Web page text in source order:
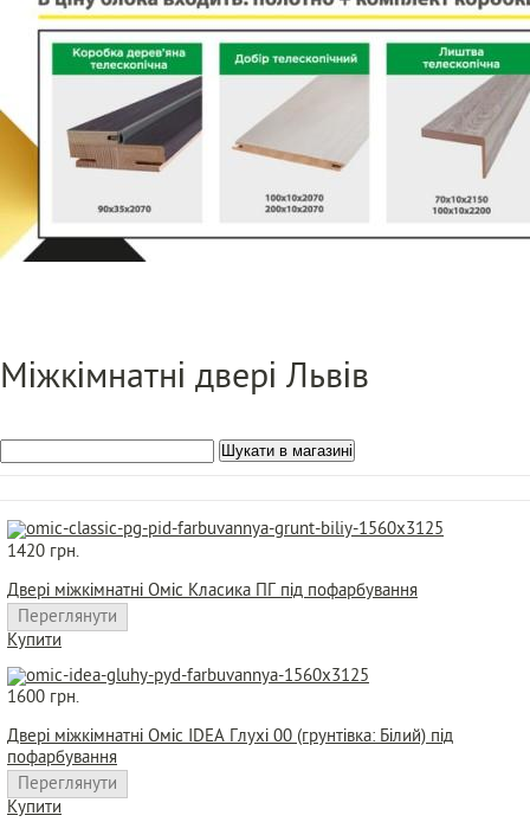
Міжкімнатні двері Львів
1420 грн.
Двері міжкімнатні Оміс Класика ПГ під пофарбування
Переглянути
Купити
1600 грн.
Двері міжкімнатні Оміс IDEA Глухі 00 (грунтівка: Білий) під
пофарбування
Переглянути
Купити